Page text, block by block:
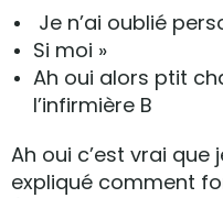
Je n’ai oublié
Si moi »
Ah oui alors ptit
l’infirmière B
Ah oui c’est vrai
expliqué comment